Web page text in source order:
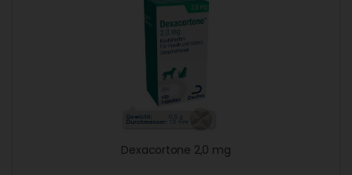
Dexacortone 2,0 mg